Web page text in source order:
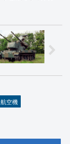
航空機